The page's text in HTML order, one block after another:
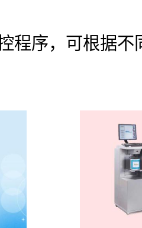
程序，可根据